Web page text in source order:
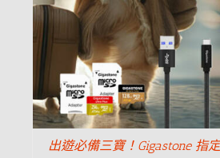
出遊必備三寶！Gigastone 指